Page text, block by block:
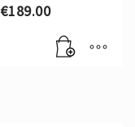
€189.00